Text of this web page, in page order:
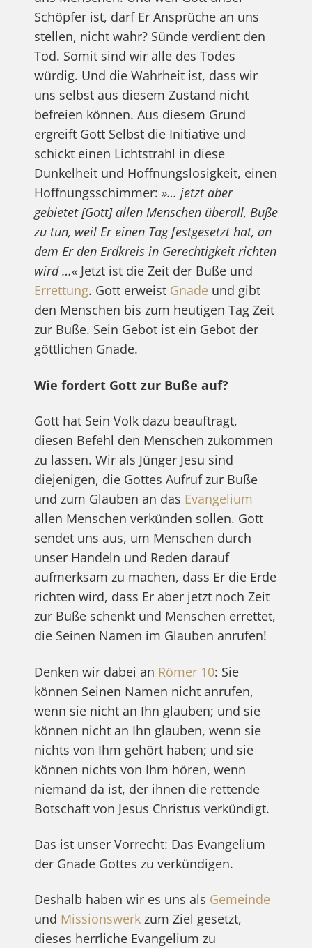
Schöpfer ist, darf Er Ansprüche an uns
stellen, nicht wahr? Sünde verdient den
Tod. Somit sind wir alle des Todes
würdig. Und die Wahrheit ist, dass wir
uns selbst aus diesem Zustand nicht
befreien können. Aus diesem Grund
ergreift Gott Selbst die Initiative und
schickt einen Lichtstrahl in diese
Dunkelheit und Hoffnungslosigkeit, einen
Hoffnungsschimmer: »… jetzt aber
gebietet [Gott] allen Menschen überall, Buße
zu tun, weil Er einen Tag festgesetzt hat, an
dem Er den Erdkreis in Gerechtigkeit richten
wird …«Jetzt ist die Zeit der Buße und
Errettung. Gott erweist Gnadeund gibt
den Menschen bis zum heutigen Tag Zeit
zur Buße. Sein Gebot ist ein Gebot der
göttlichen Gnade.
Wie fordert Gott zur Buße auf?
Gott hat Sein Volk dazu beauftragt,
diesen Befehl den Menschen zukommen
zu lassen. Wir als Jünger Jesu sind
diejenigen, die Gottes Aufruf zur Buße
und zum Glauben an das Evangelium
allen Menschen verkünden sollen. Gott
sendet uns aus, um Menschen durch
unser Handeln und Reden darauf
aufmerksam zu machen, dass Er die Erde
richten wird, dass Er aber jetzt noch Zeit
zur Buße schenkt und Menschen errettet,
die Seinen Namen im Glauben anrufen!
Denken wir dabei an Römer 10: Sie
können Seinen Namen nicht anrufen,
wenn sie nicht an Ihn glauben; und sie
können nicht an Ihn glauben, wenn sie
nichts von Ihm gehört haben; und sie
können nichts von Ihm hören, wenn
niemand da ist, der ihnen die rettende
Botschaft von Jesus Christus verkündigt.
Das ist unser Vorrecht: Das Evangelium
der Gnade Gottes zu verkündigen.
Deshalb haben wir es uns als Gemeinde
und Missionswerkzum Ziel gesetzt,
dieses herrliche Evangelium zu